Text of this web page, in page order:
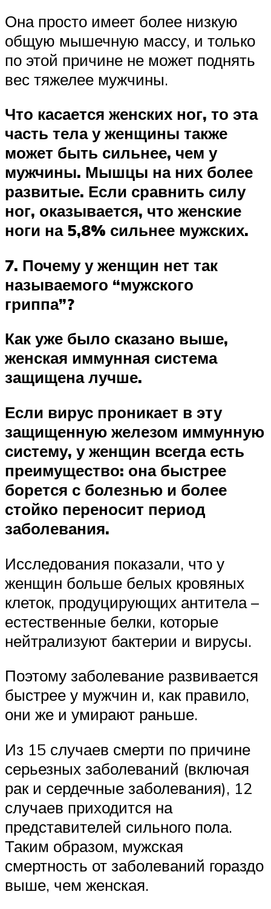
Она просто имеет более низкую
общую мышечную массу, и только
по этой причине не может поднять
вес тяжелее мужчины.
Что касается женских ног, то эта
часть тела у женщины также
может быть сильнее, чем у
мужчины. Мышцы на них более
развитые. Если сравнить силу
ног, оказывается, что женские
ноги на 5,8% сильнее мужских.
7. Почему у женщин нет так
называемого “мужского
гриппа”?
Как уже было сказано выше,
женская иммунная система
защищена лучше.
Если вирус проникает в эту
защищенную железом иммунную
систему, у женщин всегда есть
преимущество: она быстрее
борется с болезнью и более
стойко переносит период
заболевания.
Исследования показали, что у
женщин больше белых кровяных
клеток, продуцирующих антитела –
естественные белки, которые
нейтрализуют бактерии и вирусы.
Поэтому заболевание развивается
быстрее у мужчин и, как правило,
они же и умирают раньше.
Из 15 случаев смерти по причине
серьезных заболеваний (включая
рак и сердечные заболевания), 12
случаев приходится на
представителей сильного пола.
Таким образом, мужская
смертность от заболеваний гораздо
выше, чем женская.